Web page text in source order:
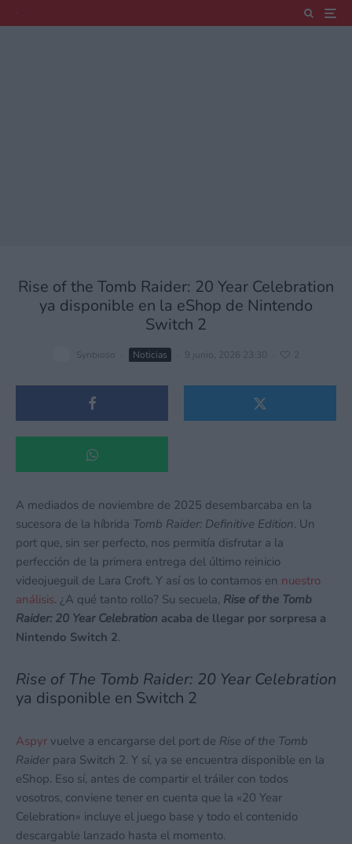
Rise of the Tomb Raider: 20 Year Celebration
ya disponible en la eShop de Nintendo
Switch 2
Synbioso Noticias 9 junio, 2026 23:30 2
A mediados de noviembre de 2025 desembarcaba en la
sucesora de la híbrida Tomb Raider: Definitive Edition. Un
port que, sin ser perfecto, nos permitía disfrutar a la
perfección de la primera entrega del último reinicio
videojueguil de Lara Croft. Y así os lo contamos en nuestro
análisis. ¿A qué tanto rollo? Su secuela, Rise of the Tomb
Raider: 20 Year Celebration acaba de llegar por sorpresa a
Nintendo Switch 2.
Rise of The Tomb Raider: 20 Year Celebration
ya disponible en Switch 2
Aspyr vuelve a encargarse del port de Rise of the Tomb
Raider para Switch 2. Y sí, ya se encuentra disponible en la
eShop. Eso sí, antes de compartir el tráiler con todos
vosotros, conviene tener en cuenta que la «20 Year
Celebration» incluye el juego base y todo el contenido
descargable lanzado hasta el momento.